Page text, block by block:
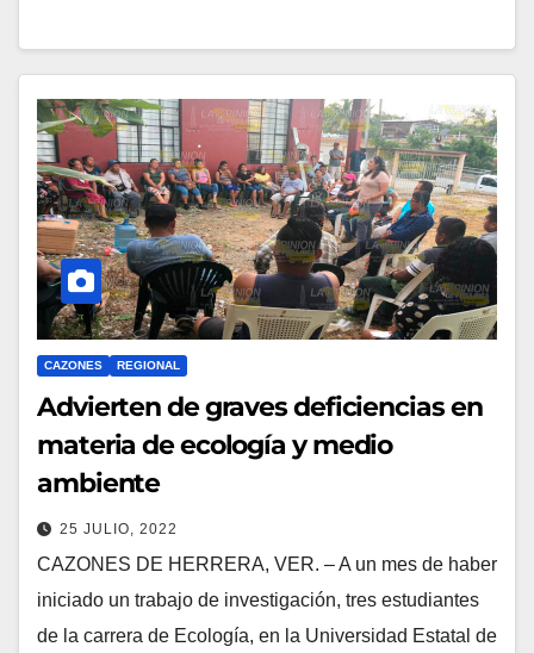
CAZONES REGIONAL
Advierten de graves deficiencias en
materia de ecología y medio
ambiente
25 JULIO, 2022
CAZONES DE HERRERA, VER. – A un mes de haber
iniciado un trabajo de investigación, tres estudiantes
de la carrera de Ecología, en la Universidad Estatal de